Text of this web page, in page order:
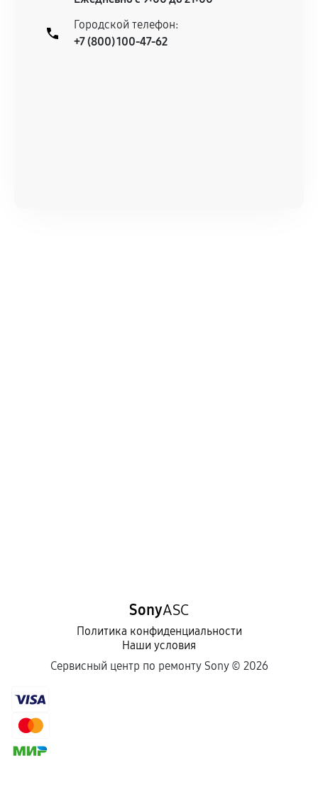
Городской телефон:
+7 (800) 100-47-62
SonyASC
Политика конфиденциальности
Наши условия
Сервисный центр по ремонту Sony © 2026